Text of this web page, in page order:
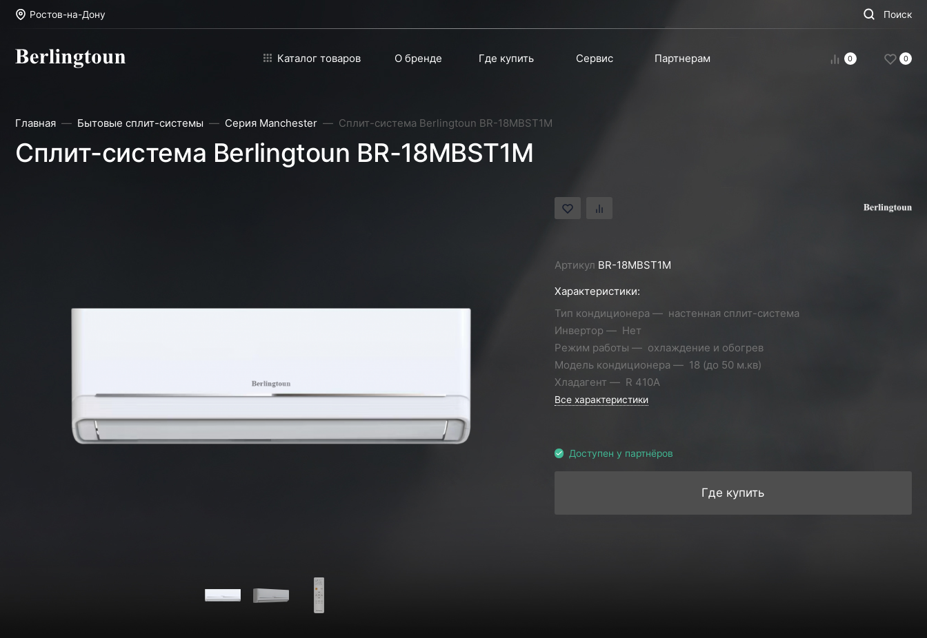
Ростов-на-Дону Поиск
Каталог товаров О бренде Где купить Сервис Партнерам 0 0
Главная Бытовые сплит-системы Серия Manchester Сплит-система Berlingtoun BR-18MBST1M
Сплит-система Berlingtoun BR-18MBST1M
Артикул BR-18MBST1M
Характеристики:
Тип кондиционера
настенная сплит-система
Инвертор
Нет
Режим работы
охлаждение и обогрев
Модель кондиционера
18 (до 50 м.кв)
Хладагент
R 410A
Все характеристики
Доступен у партнёров
Где купить